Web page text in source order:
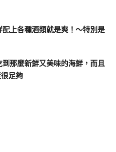
上各種酒類就是爽！～特別是
那麼新鮮又美味的海鮮，而且
足夠